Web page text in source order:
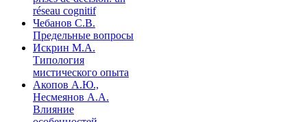
réseau cognitif
Чебанов С.В.
Предельные вопросы
Искрин М.А.
Типология
мистического опыта
Акопов А.Ю.,
Несмеянов А.А.
Влияние